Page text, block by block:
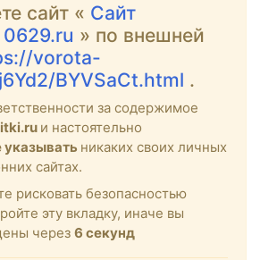
сайт « Сайт
» по внешней
vorota-
BYVSaCt.html .
за содержимое
и настоятельно
указывать никаких своих личных
сайтах.
рисковать безопасностью
эту вкладку, иначе вы
через 6 секунд